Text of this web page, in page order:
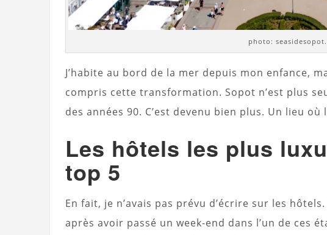
photo:
J’habite au bord de la mer depuis mon enfance,
compris cette transformation. Sopot n’est plus
des années 90. C’est devenu bien plus. Un lieu
Les hôtels les plus
top 5
En fait, je n’avais pas prévu d’écrire sur les
après avoir passé un week-end dans l’un de ces